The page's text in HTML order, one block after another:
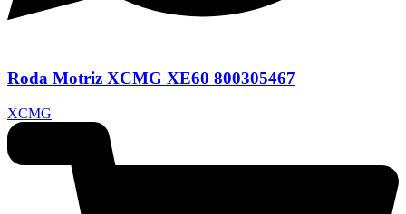
Roda Motriz XCMG XE60 800305467
XCMG